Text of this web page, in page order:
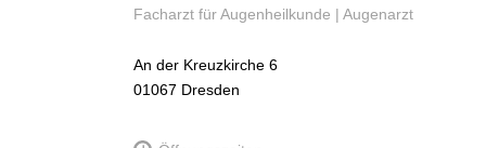
Facharzt für Augenheilkunde | Augenarzt
An der Kreuzkirche 6
01067 Dresden